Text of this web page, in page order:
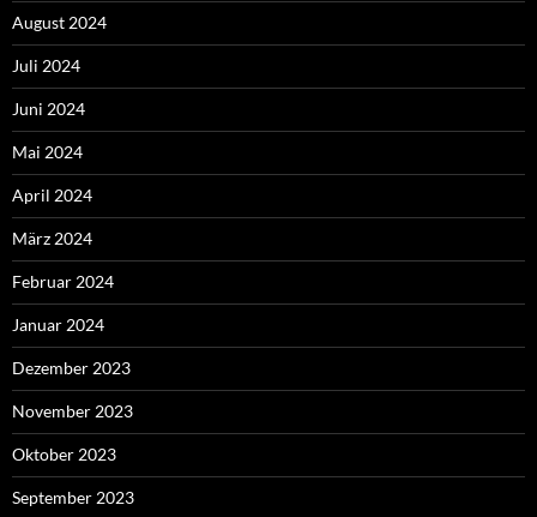
August 2024
Juli 2024
Juni 2024
Mai 2024
April 2024
März 2024
Februar 2024
Januar 2024
Dezember 2023
November 2023
Oktober 2023
September 2023